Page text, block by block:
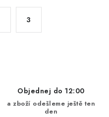
3
Objednej do 12:00
a zboží odešleme ještě ten
den